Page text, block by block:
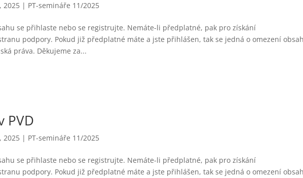
2025 | PT-semináře 11/2025
se přihlaste nebo se registrujte. Nemáte-li předplatné, pak pro získání
podpory. Pokud již předplatné máte a jste přihlášen, tak se jedná o omezení
práva. Děkujeme za...
PVD
2025 | PT-semináře 11/2025
se přihlaste nebo se registrujte. Nemáte-li předplatné, pak pro získání
podpory. Pokud již předplatné máte a jste přihlášen, tak se jedná o omezení